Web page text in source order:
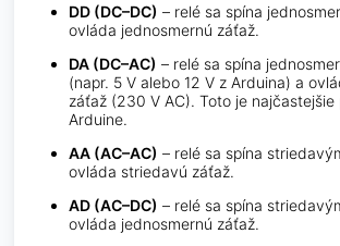
DD (DC–DC) – relé sa spína
ovláda jednosmernú záťaž.
DA (DC–AC) – relé sa spína
(napr. 5 V alebo 12 V z Arduina) a
záťaž (230 V AC). Toto je
Arduine.
AA (AC–AC) – relé sa spína
ovláda striedavú záťaž.
AD (AC–DC) – relé sa spína
ovláda jednosmernú záťaž.